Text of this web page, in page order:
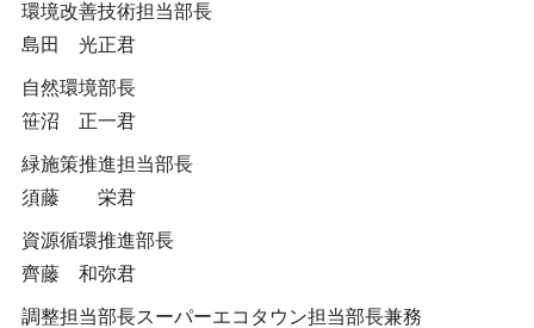
環境改善技術担当部長
島田 光正君
自然環境部長
笹沼 正一君
緑施策推進担当部長
須藤 栄君
資源循環推進部長
齊藤 和弥君
調整担当部長スーパーエコタウン担当部長兼務